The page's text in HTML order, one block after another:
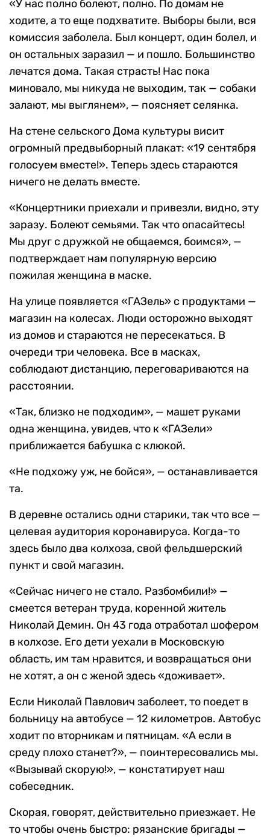
«У нас полно болеют, полно. По домам не
ходите, а то еще подхватите. Выборы были, вся
комиссия заболела. Был концерт, один болел, и
он остальных заразил — и пошло. Большинство
лечатся дома. Такая страсть! Нас пока
миновало, мы никуда не выходим, так — собаки
залают, мы выглянем», — поясняет селянка.
На стене сельского Дома культуры висит
огромный предвыборный плакат: «19 сентября
голосуем вместе!». Теперь здесь стараются
ничего не делать вместе.
«Концертники приехали и привезли, видно, эту
заразу. Болеют семьями. Так что опасайтесь!
Мы друг с дружкой не общаемся, боимся», —
подтверждает нам популярную версию
пожилая женщина в маске.
На улице появляется «ГАЗель» с продуктами —
магазин на колесах. Люди осторожно выходят
из домов и стараются не пересекаться. В
очереди три человека. Все в масках,
соблюдают дистанцию, переговариваются на
расстоянии.
«Так, близко не подходим», — машет руками
одна женщина, увидев, что к «ГАЗели»
приближается бабушка с клюкой.
«Не подхожу уж, не бойся», — останавливается
та.
В деревне остались одни старики, так что все —
целевая аудитория коронавируса. Когда-то
здесь было два колхоза, свой фельдшерский
пункт и свой магазин.
«Сейчас ничего не стало. Разбомбили!» —
смеется ветеран труда, коренной житель
Николай Демин. Он 43 года отработал шофером
в колхозе. Его дети уехали в Московскую
область, им там нравится, и возвращаться они
не хотят, а он с женой здесь «доживает».
Если Николай Павлович заболеет, то поедет в
больницу на автобусе — 12 километров. Автобус
ходит по вторникам и пятницам. «А если в
среду плохо станет?», — поинтересовались мы.
«Вызывай скорую!», — констатирует наш
собеседник.
Скорая, говорят, действительно приезжает. Не
то чтобы очень быстро: рязанские бригады —